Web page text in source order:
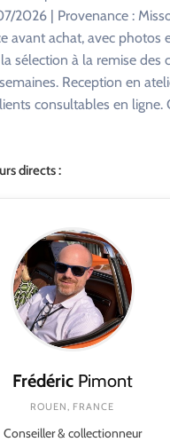
2026 | Provenance :
avant achat, avec
sélection à la remise
Reception en
consultables en
directs :
FrédéricPimont
ROUEN, FRANCE
Conseiller & collectionneur